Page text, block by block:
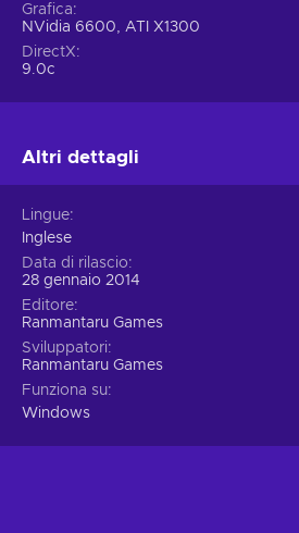
Grafica
NVidia 6600, ATI X1300
DirectX
9.0c
Altri dettagli
Lingue
Inglese
Data di rilascio
28 gennaio 2014
Editore
Ranmantaru Games
Sviluppatori
Ranmantaru Games
Funziona su
Windows